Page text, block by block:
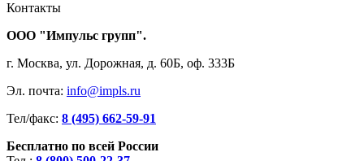
Контакты
ООО "Импульс групп".
г. Москва, ул. Дорожная, д. 60Б, оф. 333Б
Эл. почта: info@impls.ru
Тел/факс: 8 (495) 662-59-91
Бесплатно по всей России